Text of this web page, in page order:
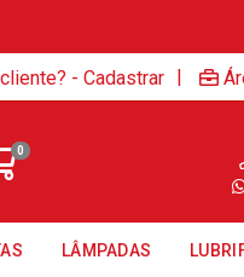
- Cadastrar |
0
LÂMPADAS